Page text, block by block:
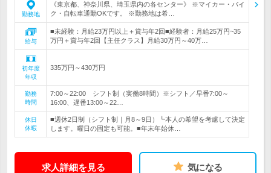
勤務地
《東京都、神奈川県、埼玉県内の各センター》 ※マイカー・バイ
ク・自転車通勤OKです。 ※勤務地は希…
給与
■未経験：月給23万円以上＋賞与年2回■経験者：月給25万円~35
万円＋賞与年2回【主任クラス】月給30万円～40万…
初年度
年収
335万円～430万円
勤務
時間
7:00～22:00 シフト制（実働8時間）※シフト／早番7:00～
16:00、遅番13:00～22…
休日
休暇
■週休2日制（シフト制｜月8～9日）┗本人の希望を考慮して決定
します。曜日の固定も可能。■年末年始休…
求人詳細を見る 気になる